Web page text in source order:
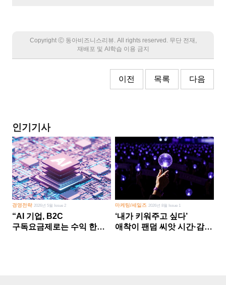
Copyright Ⓒ 동아비즈니스리뷰. All rights reserved. 무단 전재,
재배포 및 AI학습 이용 금지
이전 목록 다음
인기기사
경영전략 2026년 5월 Issue 2
“AI 기업, B2C
구독요금제로는 수익 한계
마케팅/세일즈 2026년 8월 Issue 1
‘내가 키워주고 싶다’
애착이 팬덤 씨앗 시간·감정